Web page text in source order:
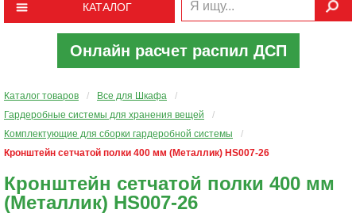
КАТАЛОГ
Онлайн расчет распил ДСП
Каталог товаров / Все для Шкафа
/
Гардеробные системы для хранения вещей
/
Комплектующие для сборки гардеробной системы
/
Кронштейн сетчатой полки 400 мм (Металлик) HS007-26
Кронштейн сетчатой полки 400 мм
(Металлик) HS007-26